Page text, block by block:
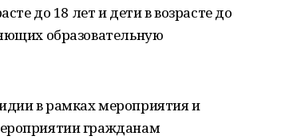
до 18 лет и дети в возрасте до
образовательную
в рамках мероприятия и
гражданам